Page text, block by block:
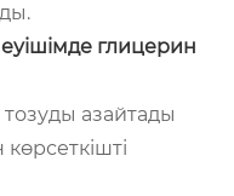
глицерин
тозуды азайтады